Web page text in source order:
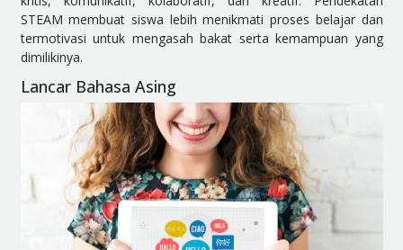
STEAM membuat siswa lebih menikmati proses belajar dan
termotivasi untuk mengasah bakat serta kemampuan yang
dimilikinya.
Lancar Bahasa Asing